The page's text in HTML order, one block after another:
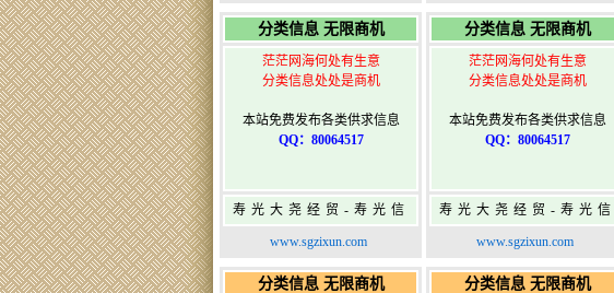
分类信息 无限商机
茫茫网海何处有生意
分类信息处处是商机
本站免费发布各类供求信息
QQ：80064517
寿光大尧经贸-寿光信
息网-免费信息发布网-
www.sgzixun.com
分类信息 无限商机
茫茫网海何处有生意
分类信息处处是商机
本站免费发布各类供求信息
QQ：80064517
寿光大尧经贸-寿光信
息网-免费信息发布网-
www.sgzixun.com
分类信息 无限商机 分类信息 无限商机